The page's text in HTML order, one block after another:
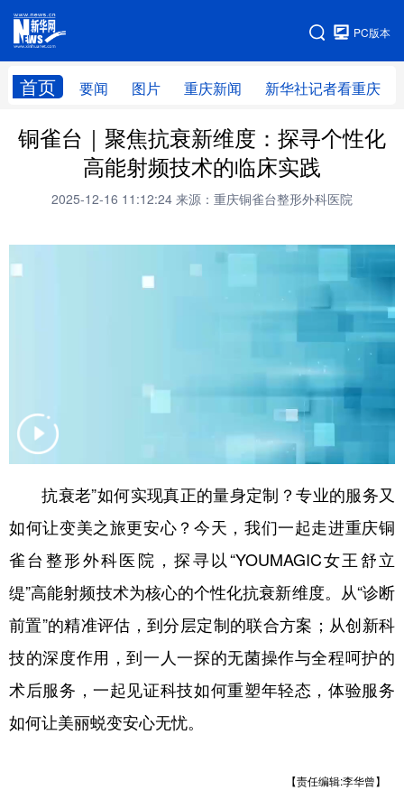
PC版本
首页 要闻 图片 重庆新闻 新华社记者看重庆
网站地图
铜雀台｜聚焦抗衰新维度：探寻个性化
高能射频技术的临床实践
2025-12-16 11:12:24 来源：重庆铜雀台整形外科医院
抗衰老”如何实现真正的量身定制？专业的服务又
如何让变美之旅更安心？今天，我们一起走进重庆铜
雀台整形外科医院，探寻以“YOUMAGIC女王舒立
缇”高能射频技术为核心的个性化抗衰新维度。从“诊断
前置”的精准评估，到分层定制的联合方案；从创新科
技的深度作用，到一人一探的无菌操作与全程呵护的
术后服务，一起见证科技如何重塑年轻态，体验服务
如何让美丽蜕变安心无忧。
【责任编辑:李华曾】